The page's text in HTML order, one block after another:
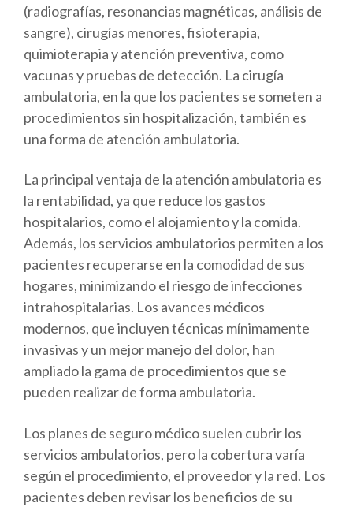
(radiografías, resonancias magnéticas, análisis de
sangre), cirugías menores, fisioterapia,
quimioterapia y atención preventiva, como
vacunas y pruebas de detección. La cirugía
ambulatoria, en la que los pacientes se someten a
procedimientos sin hospitalización, también es
una forma de atención ambulatoria.
La principal ventaja de la atención ambulatoria es
la rentabilidad, ya que reduce los gastos
hospitalarios, como el alojamiento y la comida.
Además, los servicios ambulatorios permiten a los
pacientes recuperarse en la comodidad de sus
hogares, minimizando el riesgo de infecciones
intrahospitalarias. Los avances médicos
modernos, que incluyen técnicas mínimamente
invasivas y un mejor manejo del dolor, han
ampliado la gama de procedimientos que se
pueden realizar de forma ambulatoria.
Los planes de seguro médico suelen cubrir los
servicios ambulatorios, pero la cobertura varía
según el procedimiento, el proveedor y la red. Los
pacientes deben revisar los beneficios de su